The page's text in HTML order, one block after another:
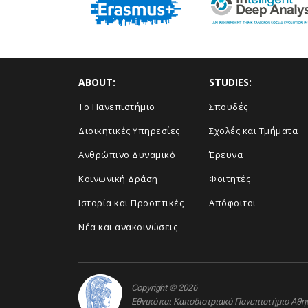
ABOUT:
Το Πανεπιστήμιο
Διοικητικές Υπηρεσίες
Ανθρώπινο Δυναμικό
Κοινωνική Δράση
Ιστορία και Προοπτικές
Νέα και ανακοινώσεις
STUDIES:
Σπουδές
Σχολές και Τμήματα
Έρευνα
Φοιτητές
Απόφοιτοι
Copyright © 2026
Εθνικό και Καποδιστριακό Πανεπιστήμιο